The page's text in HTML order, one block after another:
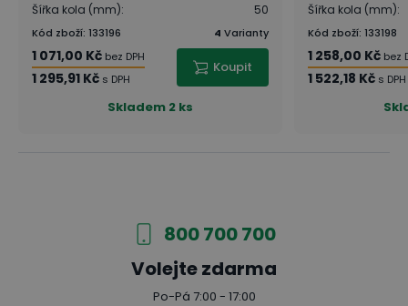
Šířka kola (mm): 50
Kód zboží: 133196 4 Varianty
1 071,00 Kč bez DPH
1 295,91 Kč s DPH
Koupit
Skladem 2 ks
Šířka kola (mm):
Kód zboží: 133198
1 258,00 Kč bez
1 522,18 Kč s DPH
800 700 700
Volejte zdarma
Po-Pá 7:00 - 17:00